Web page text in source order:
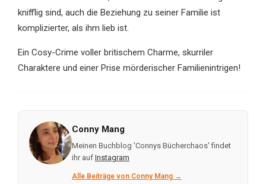
knifflig sind, auch die Beziehung zu seiner Familie ist
komplizierter, als ihm lieb ist.
Ein Cosy-Crime voller britischem Charme, skurriler
Charaktere und einer Prise mörderischer Familienintrigen!
Conny Mang
Meinen Buchblog 'Connys Bücherchaos' findet
ihr auf Instagram
Alle Beiträge von Conny Mang →